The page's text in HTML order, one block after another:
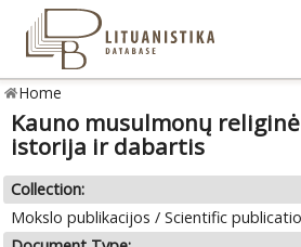
Home
Kauno musulmonų
istorija ir dabartis
Collection:
Mokslo publikacijos / Scientific